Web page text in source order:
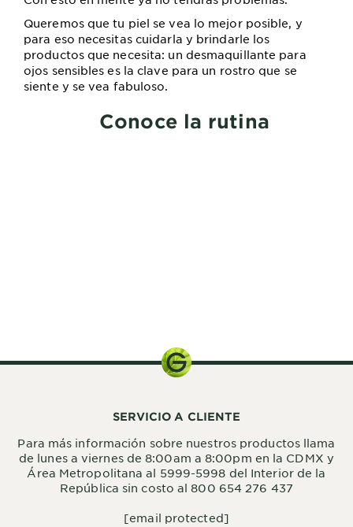
Queremos que tu piel se vea lo mejor posible, y
para eso necesitas cuidarla y brindarle los
productos que necesita: un desmaquillante para
ojos sensibles es la clave para un rostro que se
siente y se vea fabuloso.
Conoce la rutina
SERVICIO A CLIENTE
Para más información sobre nuestros productos llama
de lunes a viernes de 8:00am a 8:00pm en la CDMX y
Área Metropolitana al 5999-5998 del Interior de la
República sin costo al 800 654 276 437
[email protected]